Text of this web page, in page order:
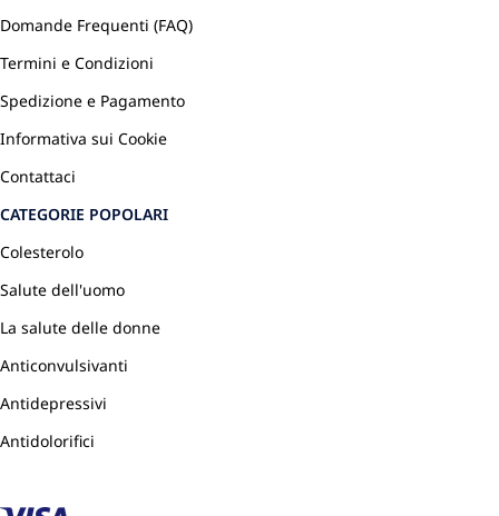
Domande Frequenti (FAQ)
Termini e Condizioni
Spedizione e Pagamento
Informativa sui Cookie
Contattaci
CATEGORIE POPOLARI
Colesterolo
Salute dell'uomo
La salute delle donne
Anticonvulsivanti
Antidepressivi
Antidolorifici